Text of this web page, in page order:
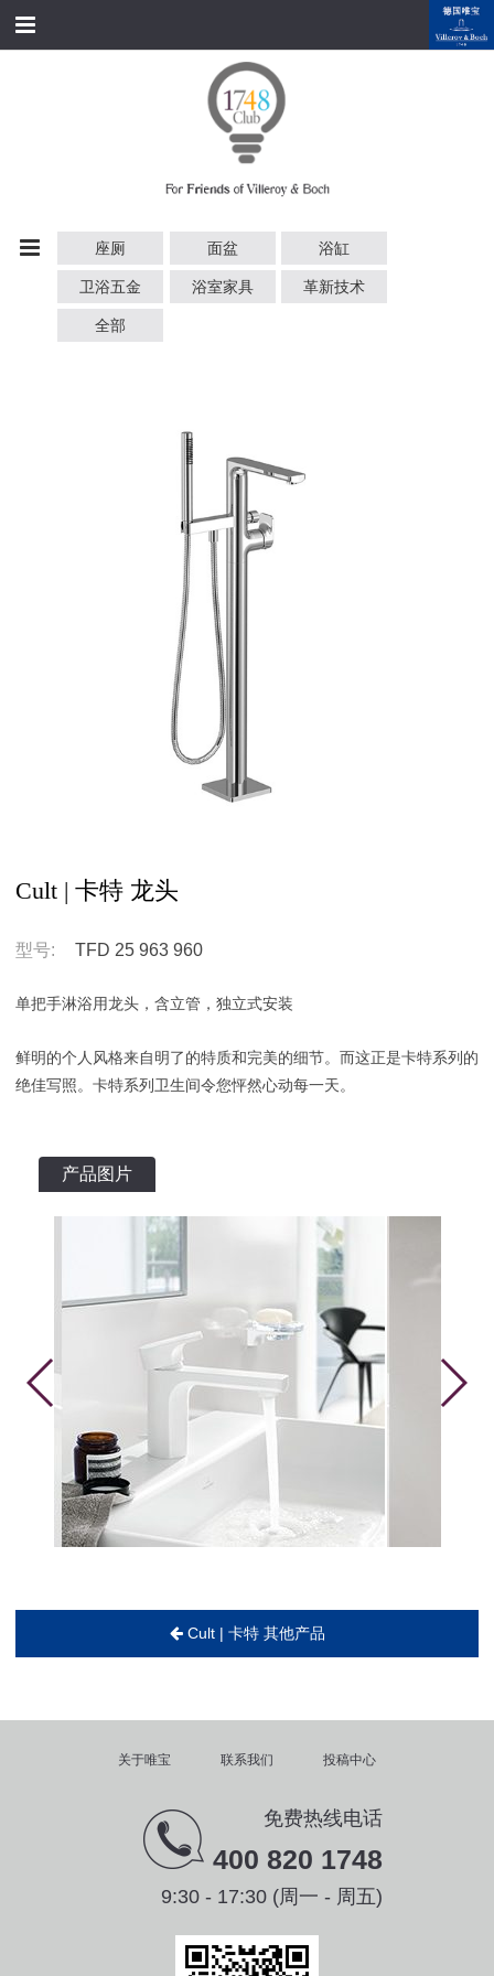
首页
经典产品
资料下载
附近展厅
座厕 面盆 浴缸
卫浴五金 浴室家具 革新技术
全部
Cult | 卡特 龙头
型号: TFD 25 963 960
单把手淋浴用龙头，含立管，独立式安装
鲜明的个人风格来自明了的特质和完美的细节。而这正是卡特系列的
绝佳写照。卡特系列卫生间令您怦然心动每一天。
产品图片
Cult | 卡特 其他产品
关于唯宝 联系我们 投稿中心
免费热线电话
400 820 1748
9:30 - 17:30 (周一 - 周五)